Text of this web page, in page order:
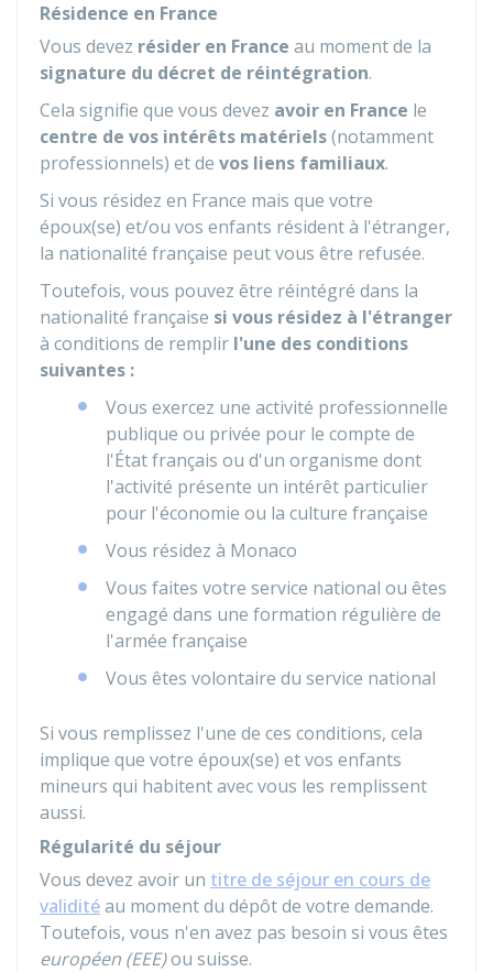
Résidence en France
Vous devez résider en France au moment de la
signature du décret de réintégration.
Cela signifie que vous devez avoir en France le
centre de vos intérêts matériels(notamment
professionnels) et de vos liens familiaux.
Si vous résidez en France mais que votre
époux(se) et/ou vos enfants résident à l'étranger,
la nationalité française peut vous être refusée.
Toutefois, vous pouvez être réintégré dans la
nationalité française si vous résidez à l'étranger
à conditions de remplir l'une des conditions
suivantes :
Vous exercez une activité professionnelle
publique ou privée pour le compte de
l'État français ou d'un organisme dont
l'activité présente un intérêt particulier
pour l'économie ou la culture française
Vous résidez à Monaco
Vous faites votre service national ou êtes
engagé dans une formation régulière de
l'armée française
Vous êtes volontaire du service national
Si vous remplissez l'une de ces conditions, cela
implique que votre époux(se) et vos enfants
mineurs qui habitent avec vous les remplissent
aussi.
Régularité du séjour
Vous devez avoir un titre de séjour en cours de
validitéau moment du dépôt de votre demande.
Toutefois, vous n'en avez pas besoin si vous êtes
européen (EEE)ou suisse.